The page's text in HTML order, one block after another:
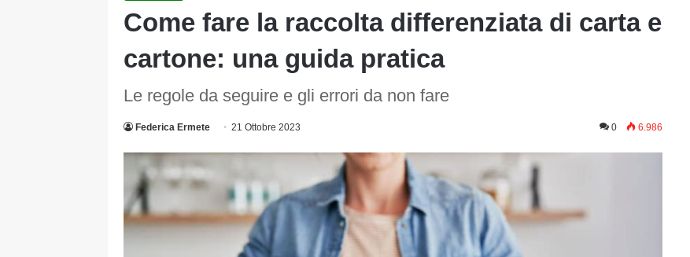
Come fare la raccolta differenziata di carta e
cartone: una guida pratica
Le regole da seguire e gli errori da non fare
Federica Ermete 21 Ottobre 2023 0 6.986